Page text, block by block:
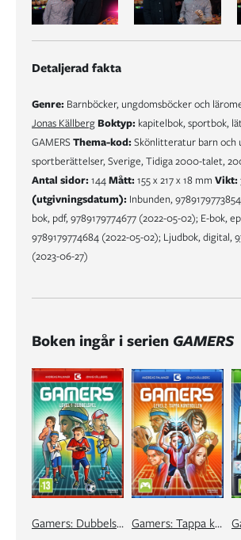
Detaljerad fakta
Genre: Barnböcker, ungdomsböcker och
Jonas Källberg Boktyp: kapitelbok, sportbok,
GAMERSThema-kod: Skönlitteratur barn och
sportberättelser, Sverige, Tidiga 2000-talet,
Antal sidor: 144Mått: 155 x 217 x 18 mm Vikt:
(utgivningsdatum): Inbunden,
bok, pdf, 9789179774677 (2022-05-02); E-bok,
9789179774684 (2022-05-02); Ljudbok, digital,
(2023-06-27)
Boken ingår i serien GAMERS
Gamers: Dubbelspel Gamers: Tappa kontrollen